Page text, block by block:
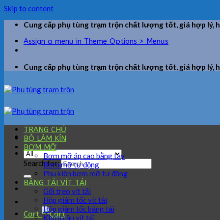
Skip to content
Cung cấp phụ tùng trạm trộn chất lượng tốt, giá hợp lý,
Assign a menu in Theme Options > Menus
Cung cấp phụ tùng trạm trộn chất lượng tốt, giá hợp lý,
Search for:
Cart
TRANG CHỦ
BỘ LÀM KÍN
BƠM MỠ
Bơm mỡ áp cao bằng tay
Bơm mỡ tự động
Phụ kiện bơm mỡ tự động
BĂNG TẢI VÍT TẢI
Gối treo vít tải
Hộp giảm tốc vít tải
Hộp giảm tốc băng tải
Khớp cầu vít tải